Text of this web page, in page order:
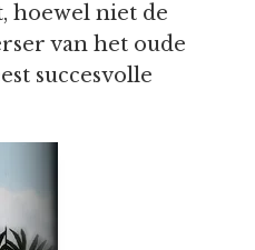
hoewel niet de
van het oude
succesvolle